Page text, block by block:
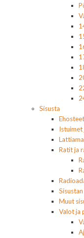
Sisusta
Ehosteet
Ratit ja
Muut
Valot ja